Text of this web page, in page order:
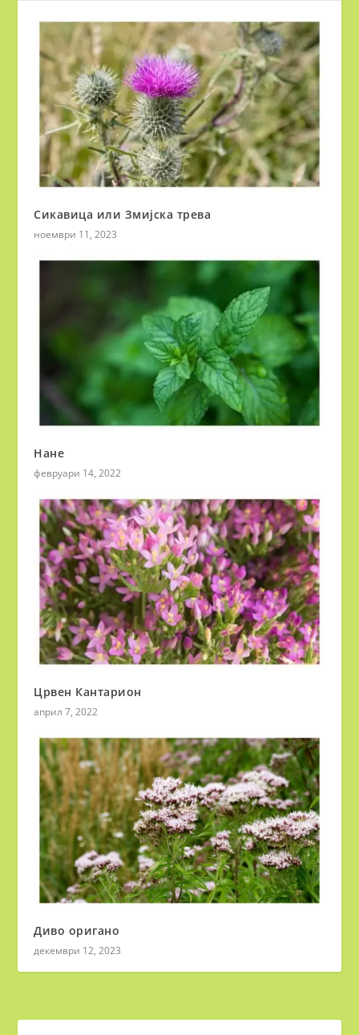
Сикавица или Змијска трева
ноември 11, 2023
Нане
февруари 14, 2022
Црвен Кантарион
април 7, 2022
Диво оригано
декември 12, 2023